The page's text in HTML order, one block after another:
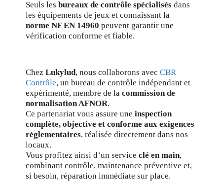
Seuls lesbureaux de contrôle spécialisés dans
les équipements de jeux et connaissant la
norme NF EN 14960 peuvent garantir une
vérification conforme et fiable.
ChezLukylud, nous collaborons avecCBR
Contrôle, un bureau de contrôle indépendant et
expérimenté, membre de lacommission de
normalisation AFNOR.
Ce partenariat vous assure uneinspection
complète, objective et conforme aux exigences
réglementaires, réalisée directement dans nos
locaux.
Vous profitez ainsi d’un serviceclé en main,
combinant contrôle, maintenance préventive et,
si besoin, réparation immédiate sur place.